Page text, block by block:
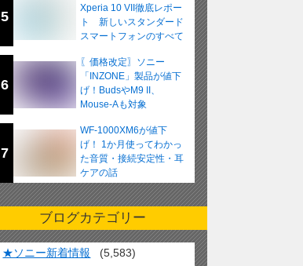
5
Xperia 10 VII徹底レポー
ト 新しいスタンダード
スマートフォンのすべて
6
〖価格改定〗ソニー
「INZONE」製品が値下
げ！BudsやM9 II、
Mouse-Aも対象
7
WF-1000XM6が値下
げ！ 1か月使ってわかっ
た音質・接続安定性・耳
ケアの話
ブログカテゴリー
★ソニー新着情報
(5,583)